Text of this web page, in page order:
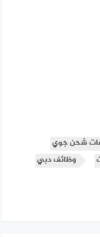
شحن جوي
وظائف دبي